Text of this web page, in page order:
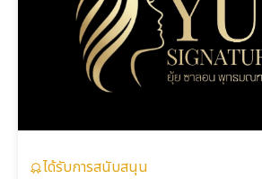
ได้รับการสนับสนุน